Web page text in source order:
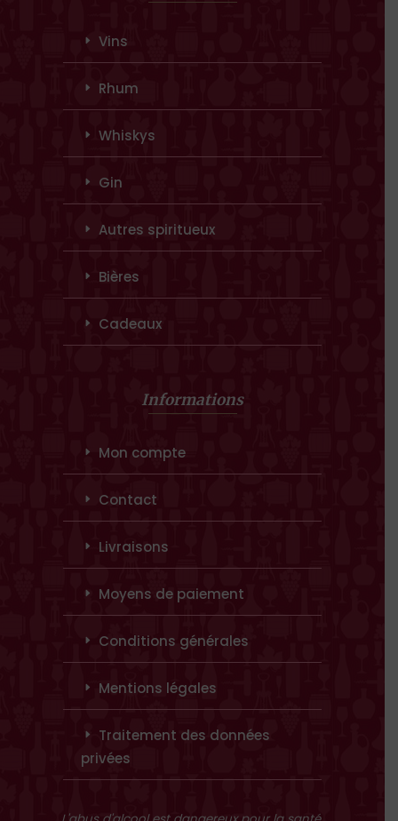
Vins
Rhum
Whiskys
Gin
Autres spiritueux
Bières
Cadeaux
Informations
Mon compte
Contact
Livraisons
Moyens de paiement
Conditions générales
Mentions légales
Traitement des données
privées